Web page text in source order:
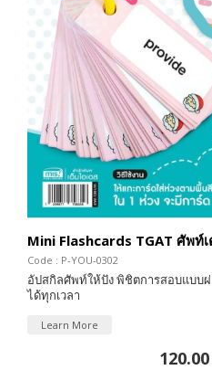
Mini Flashcards TGAT ศัพท์
Code : P-YOU-0302
อัปสกิลศัพท์ให้ปัง พิชิตการสอบแบบ
ได้ทุกเวลา
Learn More